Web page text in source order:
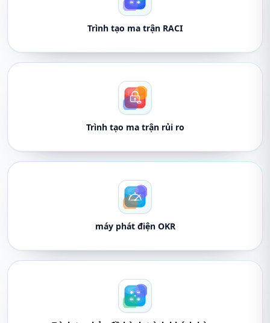
Trình tạo ma trận RACI
Trình tạo ma trận rủi ro
máy phát điện OKR